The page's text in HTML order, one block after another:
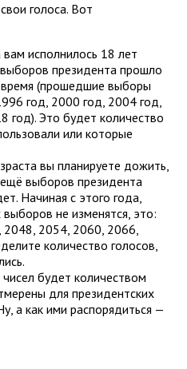
голоса. Вот
исполнилось 18 лет
президента прошло
(прошедшие выборы
год, 2000 год, 2004 год,
год). Это будет количество
или которые
вы планируете дожить,
выборов президента
Начиная с этого года,
не изменятся, это:
2054, 2060, 2066,
количество голосов,
будет количеством
для президентских
а как ими распорядиться —